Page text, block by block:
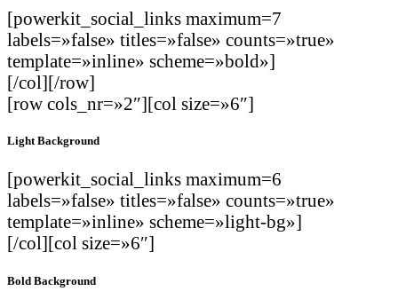
[powerkit_social_links maximum=7
labels=»false» titles=»false» counts=»true»
template=»inline» scheme=»bold»]
[/col][/row]
[row cols_nr=»2″][col size=»6″]
Light Background
[powerkit_social_links maximum=6
labels=»false» titles=»false» counts=»true»
template=»inline» scheme=»light-bg»]
[/col][col size=»6″]
Bold Background